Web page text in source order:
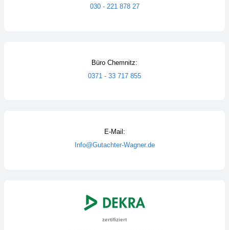
030 - 221 878 27
Büro Chemnitz:
0371 - 33 717 855
E-Mail:
Info@Gutachter-Wagner.de
zertifiziert